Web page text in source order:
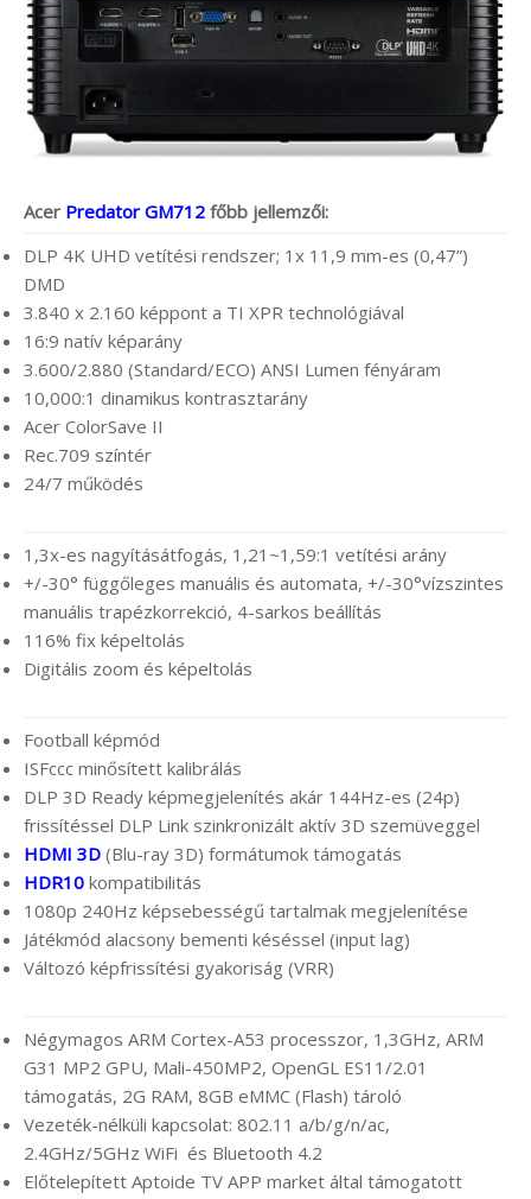
Acer Predator GM712 főbb jellemzői:
DLP 4K UHD vetítési rendszer; 1x 11,9 mm-es (0,47”)
DMD
3.840 x 2.160 képpont a TI XPR technológiával
16:9 natív képarány
3.600/2.880 (Standard/ECO) ANSI Lumen fényáram
10,000:1 dinamikus kontrasztarány
Acer ColorSave II
Rec.709 színtér
24/7 működés
1,3x-es nagyításátfogás, 1,21~1,59:1 vetítési arány
+/-30° függőleges manuális és automata, +/-30°vízszintes
manuális trapézkorrekció, 4-sarkos beállítás
116% fix képeltolás
Digitális zoom és képeltolás
Football képmód
ISFccc minősített kalibrálás
DLP 3D Ready képmegjelenítés akár 144Hz-es (24p)
frissítéssel DLP Link szinkronizált aktív 3D szemüveggel
HDMI 3D (Blu-ray 3D) formátumok támogatás
HDR10 kompatibilitás
1080p 240Hz képsebességű tartalmak megjelenítése
Játékmód alacsony bementi késéssel (input lag)
Változó képfrissítési gyakoriság (VRR)
Négymagos ARM Cortex-A53 processzor, 1,3GHz, ARM
G31 MP2 GPU, Mali-450MP2, OpenGL ES11/2.01
támogatás, 2G RAM, 8GB eMMC (Flash) tároló
Vezeték-nélküli kapcsolat: 802.11 a/b/g/n/ac,
2.4GHz/5GHz WiFi és Bluetooth 4.2
Előtelepített Aptoide TV APP market által támogatott